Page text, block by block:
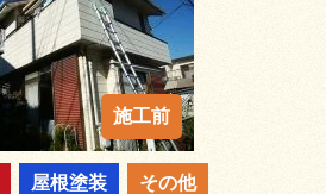
屋根塗装 その他